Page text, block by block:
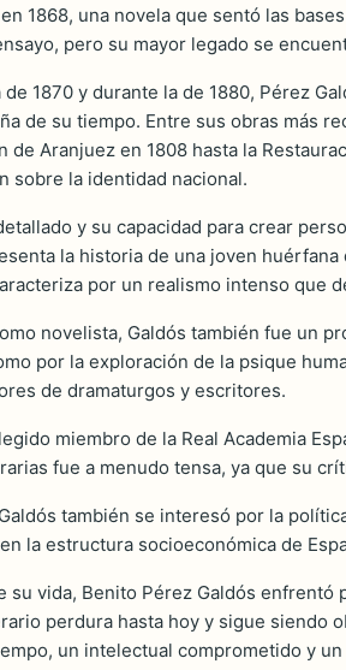
en 1868, una novela que sentó las
pero su mayor legado se
de 1870 y durante la de 1880, Pérez
de su tiempo. Entre sus obras más
de Aranjuez en 1808 hasta la
sobre la identidad nacional.
y su capacidad para crear
la historia de una joven
por un realismo intenso que
novelista, Galdós también fue un
por la exploración de la psique
de dramaturgos y escritores.
miembro de la Real Academia
fue a menudo tensa, ya que su
también se interesó por la
la estructura socioeconómica de
su vida, Benito Pérez Galdós
perdura hasta hoy y sigue siendo
un intelectual comprometido y